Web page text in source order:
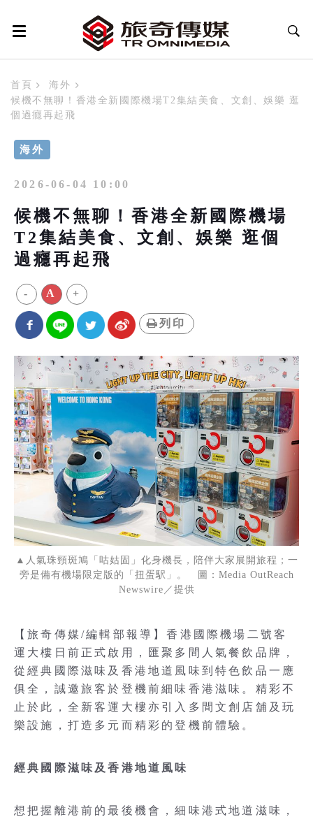
首頁
海外
候機不無聊！香港全新國際機場T2集結美食、文創、娛樂 逛
個過癮再起飛
海外
2026-06-04 10:00
候機不無聊！香港全新國際機場
T2集結美食、文創、娛樂 逛個
過癮再起飛
- A +
列印
▲人氣珠頸斑鳩「咕姑固」化身機長，陪伴大家展開旅程；一
旁是備有機場限定版的「扭蛋駅」。 圖：Media OutReach
Newswire／提供
【旅奇傳媒/編輯部報導】香港國際機場二號客
運大樓日前正式啟用，匯聚多間人氣餐飲品牌，
從經典國際滋味及香港地道風味到特色飲品一應
俱全，誠邀旅客於登機前細味香港滋味。精彩不
止於此，全新客運大樓亦引入多間文創店舖及玩
樂設施，打造多元而精彩的登機前體驗。
經典國際滋味及香港地道風味
想把握離港前的最後機會，細味港式地道滋味，